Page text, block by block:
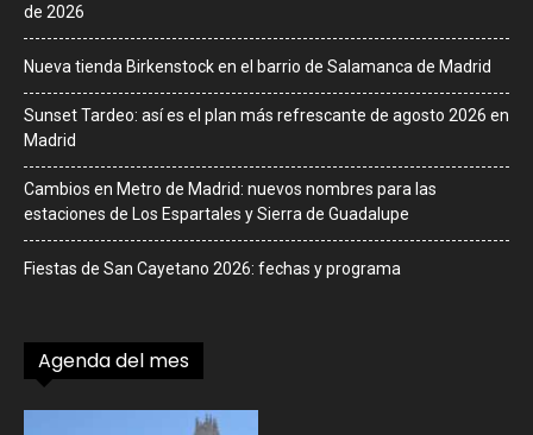
de 2026
Nueva tienda Birkenstock en el barrio de Salamanca de Madrid
Sunset Tardeo: así es el plan más refrescante de agosto 2026 en
Madrid
Cambios en Metro de Madrid: nuevos nombres para las
estaciones de Los Espartales y Sierra de Guadalupe
Fiestas de San Cayetano 2026: fechas y programa
Agenda del mes